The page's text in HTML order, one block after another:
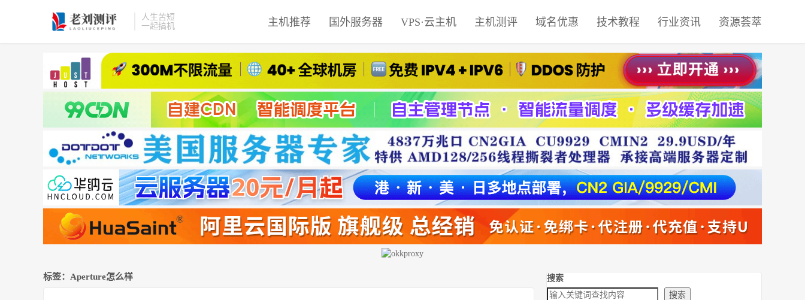
人生苦短
一起搞机
主机推荐 国外服务器 VPS·云主机 主机测评 域名优惠 技术教程 行业资讯 资源荟萃
标签：Aperture怎么样
搜索
搜索